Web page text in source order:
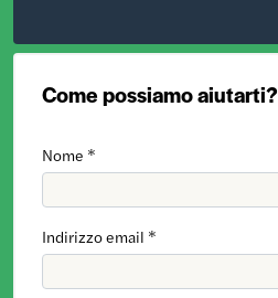
Come possiamo aiutarti?
Nome *
Indirizzo email *